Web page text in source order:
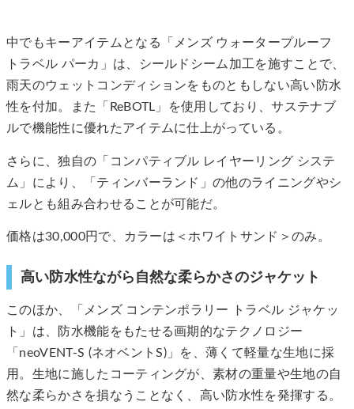
中でもキーアイテムとなる「メンズ ウォータープルーフ
トラベル パーカ」は、シールドシーム加工を施すことで、
雨天のウェットコンディションをものともしない高い防水
性を付加。また「ReBOTL」を使用しており、サステナブ
ルで機能性に優れたアイテムに仕上がっている。
さらに、独自の「コンパティブル レイヤーリング システ
ム」により、「ティンバーランド」の他のライニングやシ
ェルとも組み合わせることが可能だ。
価格は30,000円で、カラーは＜ホワイトサンド＞のみ。
高い防水性ながら自然な柔らかさのジャケット
このほか、「メンズ コンテンポラリー トラベル ジャケッ
ト」は、防水機能をもたせる画期的なテクノロジー
「neoVENT-S (ネオベントS)」を、薄くて軽量な生地に採
用。生地に施したコーティングが、素材の重量や生地の自
然な柔らかさを損なうことなく、高い防水性を発揮する。